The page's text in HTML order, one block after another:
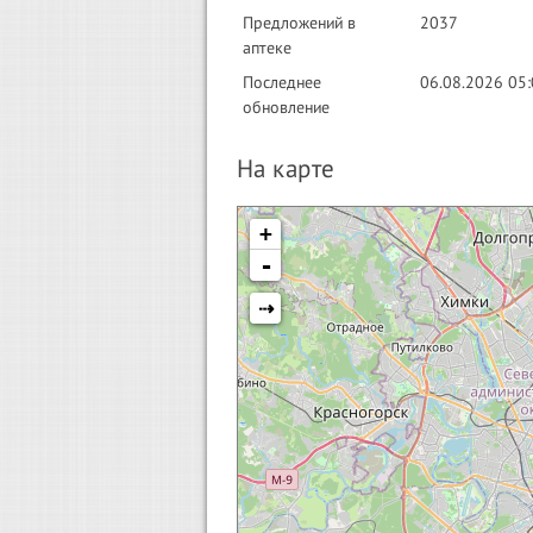
Предложений в
аптеке
2037
Последнее
обновление
06.08.2026
На карте
+
-
⇢